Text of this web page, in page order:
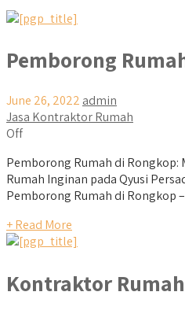
Pemborong
June 26, 2022 admin
Jasa Kontraktor Rumah
Off
Pemborong Rumah di Rongkop:
Rumah Inginan pada Qyusi
Pemborong Rumah di Rongkop
+ Read More
Kontraktor